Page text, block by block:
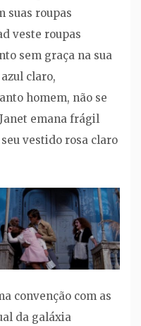
suas roupas
veste roupas
sem graça na sua
claro,
homem, não se
emana frágil
vestido rosa claro
convenção com as
da galáxia